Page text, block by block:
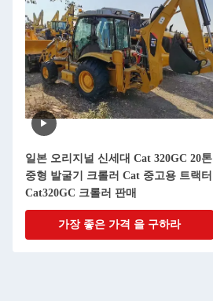
일본 오리지널 신세대 Cat 320GC 20톤
중형 발굴기 크롤러 Cat 중고용 트랙터
Cat320GC 크롤러 판매
가장 좋은 가격 을 구하라